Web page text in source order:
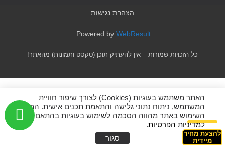
הצהרת נגישות
Powered by WebResult
כל הזכויות שמורות – אין להעתיק תוכן (טקסט ותמונות) מהאתר!
להצעת מחיר
מיידית
האתר משתמש בעוגיות (Cookies) לצורך שיפור חוויית
המשתמש, ניתוח נתוני גלישה והתאמת תכנים אישית. המשך
השימוש באתר מהווה הסכמה לשימוש בעוגיות בהתאם
למדיניות הפרטיות.
סגור